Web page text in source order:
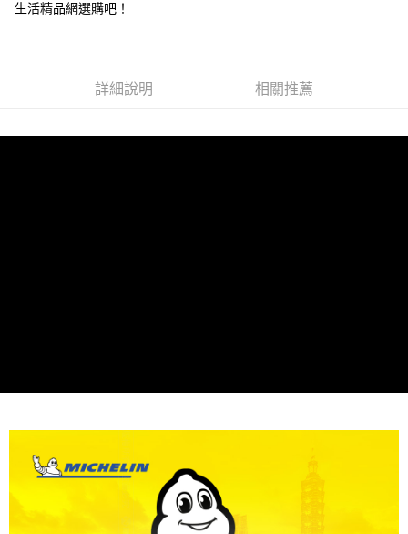
全家取貨付款
每筆NT$60，滿NT$699(含以上)免運費
生活精品網選購吧！
詳細說明 相關推薦